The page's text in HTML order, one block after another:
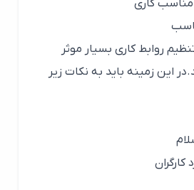
کاری
روابط کاری بسیار موثر
زمینه باید به نکات زیر